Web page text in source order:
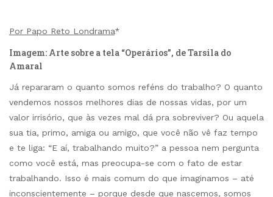
Por Papo Reto Londrama*
Imagem: Arte sobre a tela “Operários”, de Tarsila do
Amaral
Já repararam o quanto somos reféns do trabalho? O quanto
vendemos nossos melhores dias de nossas vidas, por um
valor irrisório, que às vezes mal dá pra sobreviver? Ou aquela
sua tia, primo, amiga ou amigo, que você não vê faz tempo
e te liga: “E aí, trabalhando muito?” a pessoa nem pergunta
como você está, mas preocupa-se com o fato de estar
trabalhando. Isso é mais comum do que imaginamos – até
inconscientemente – porque desde que nascemos, somos